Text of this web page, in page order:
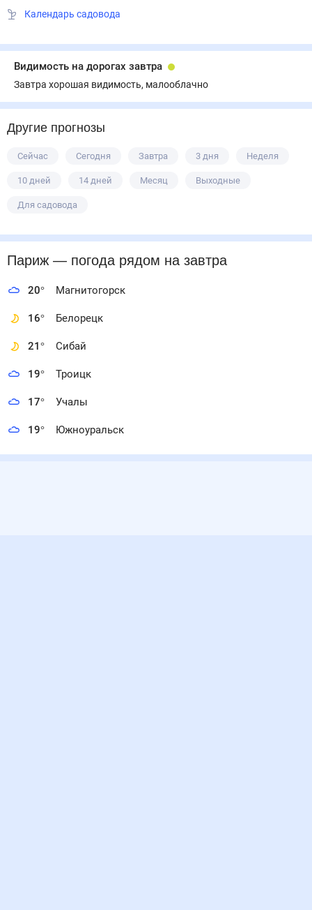
Календарь садовода
Видимость на дорогах завтра
Завтра хорошая видимость, малооблачно
Другие прогнозы
Сейчас Сегодня Завтра 3 дня Неделя
10 дней 14 дней Месяц Выходные
Для садовода
Париж — погода рядом на завтра
20° Магнитогорск
16° Белорецк
21° Сибай
19° Троицк
17° Учалы
19° Южноуральск